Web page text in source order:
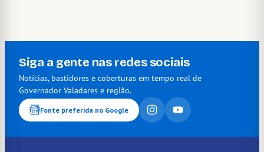
Siga a gente nas redes sociais
Notícias, bastidores e coberturas em tempo real de
Governador Valadares e região.
Fonte preferida no Google